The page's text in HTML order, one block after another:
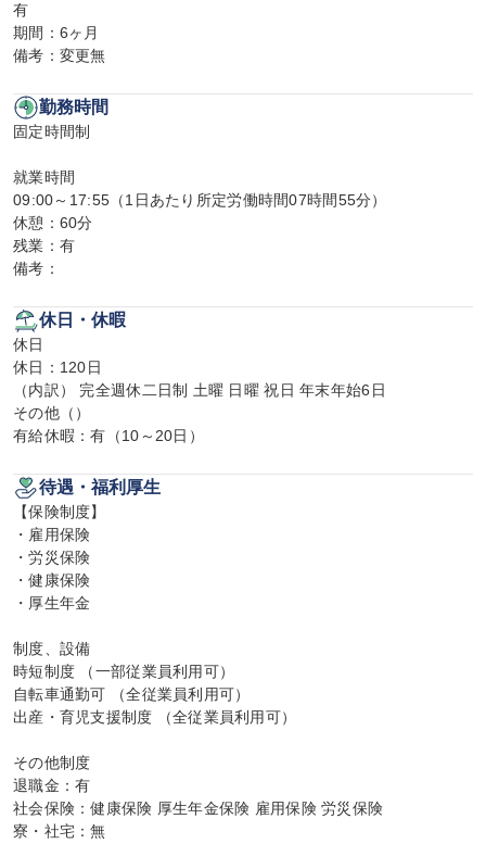
有
期間：6ヶ月
備考：変更無
勤務時間
固定時間制
就業時間
09:00～17:55（1日あたり所定労働時間07時間55分）
休憩：60分
残業：有
備考：
休日・休暇
休日
休日：120日
（内訳） 完全週休二日制 土曜 日曜 祝日 年末年始6日
その他（）
有給休暇：有（10～20日）
待遇・福利厚生
【保険制度】
・雇用保険
・労災保険
・健康保険
・厚生年金
制度、設備
時短制度 （一部従業員利用可）
自転車通勤可 （全従業員利用可）
出産・育児支援制度 （全従業員利用可）
その他制度
退職金：有
社会保険：健康保険 厚生年金保険 雇用保険 労災保険
寮・社宅：無